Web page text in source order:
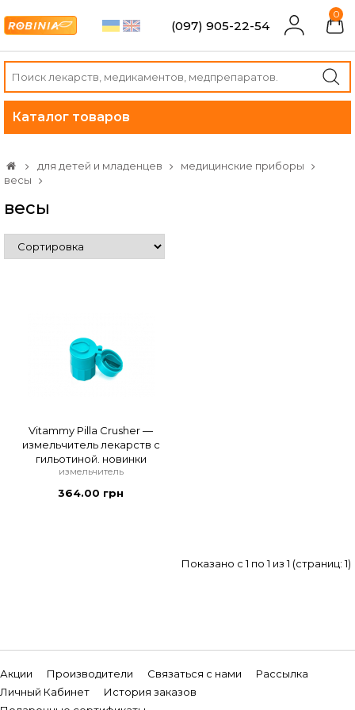
(097) 905-22-54
0
Каталог товаров
для детей и младенцев
медицинские приборы
весы
весы
Vitammy Pilla Crusher —
измельчитель лекарств с
гильотиной. новинки
измельчитель
364.00 грн
Показано с 1 по 1 из 1 (страниц: 1)
Акции Производители Связаться с нами
Рассылка
Личный Кабинет
История заказов